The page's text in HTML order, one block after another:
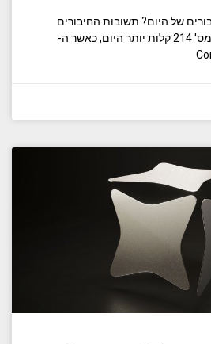
של היום? תשובות החיבורים
ב-11 בינואר עבור חידה מס' 214 קלות יותר היום, כאשר ה-